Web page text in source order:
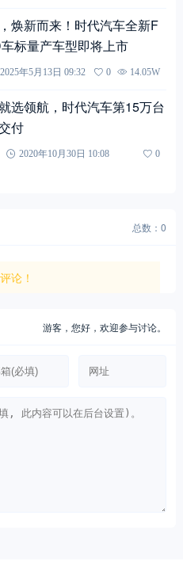
焕新而来！时代汽车全新F
标量产车型即将上市
2025年5月13日 09:32 0 14.05W
选领航，时代汽车第15万台
付
2020年10月30日 10:08
0
总数：0
论！
游客，您好，欢迎参与讨论。